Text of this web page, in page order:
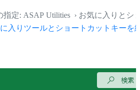
指定: ASAP Utilities › お気に入りとシ
入りツールとショートカットキーを